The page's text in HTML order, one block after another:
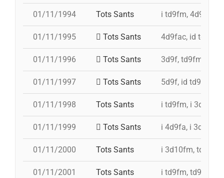
01/11/1994 Tots Sants i td9fm, 4d9f,
01/11/1995 Tots Sants 4d9fac, id td9fm,
01/11/1996 Tots Sants 3d9f, td9fm,
01/11/1997 Tots Sants 5d9f, id td9fm,
01/11/1998 Tots Sants i td9fm, i
01/11/1999 Tots Sants i 4d9fa, i
01/11/2000 Tots Sants i 3d10fm, td9fm,
01/11/2001 Tots Sants i td9fm, td9fm, i